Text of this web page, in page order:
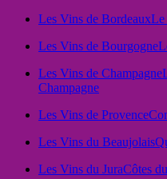
Les Vins de BordeauxLe
Les Vins de Bourgogne
Les Vins de Champagne
Champagne
Les Vins de Provence
Les Vins du Beaujolais
Les Vins du JuraCôtes